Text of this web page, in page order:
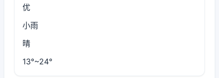
优
小雨
晴
13°~24°